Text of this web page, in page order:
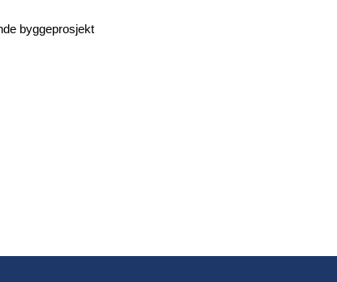
byggeprosjekt